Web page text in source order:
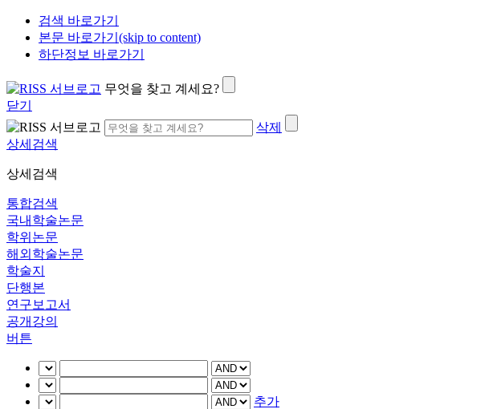
검색 바로가기
본문 바로가기(skip to content)
하단정보 바로가기
무엇을 찾고 계세요?
닫기
삭제
상세검색
상세검색
통합검색
국내학술논문
학위논문
해외학술논문
학술지
단행본
연구보고서
공개강의
버튼
추가